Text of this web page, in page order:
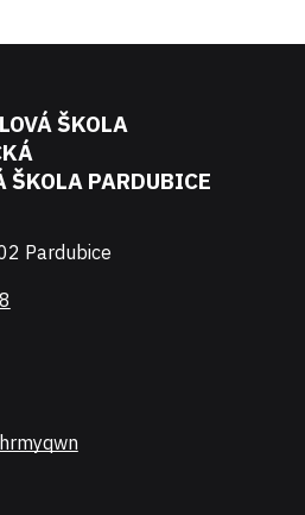
ŠKOLA
ŠKOLA PARDUBICE
Pardubice